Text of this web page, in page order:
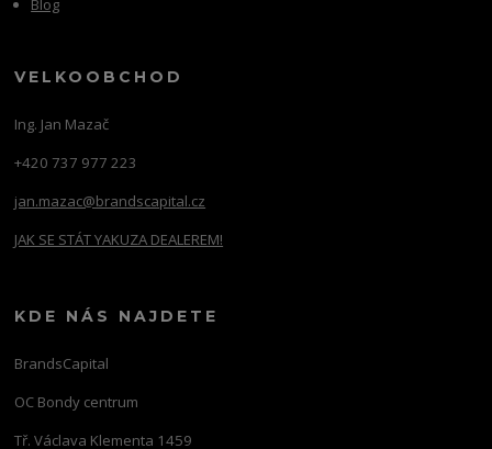
Blog
VELKOOBCHOD
Ing. Jan Mazač
+420 737 977 223
jan.mazac@brandscapital.cz
JAK SE STÁT YAKUZA DEALEREM!
KDE NÁS NAJDETE
BrandsCapital
OC Bondy centrum
Tř. Václava Klementa 1459